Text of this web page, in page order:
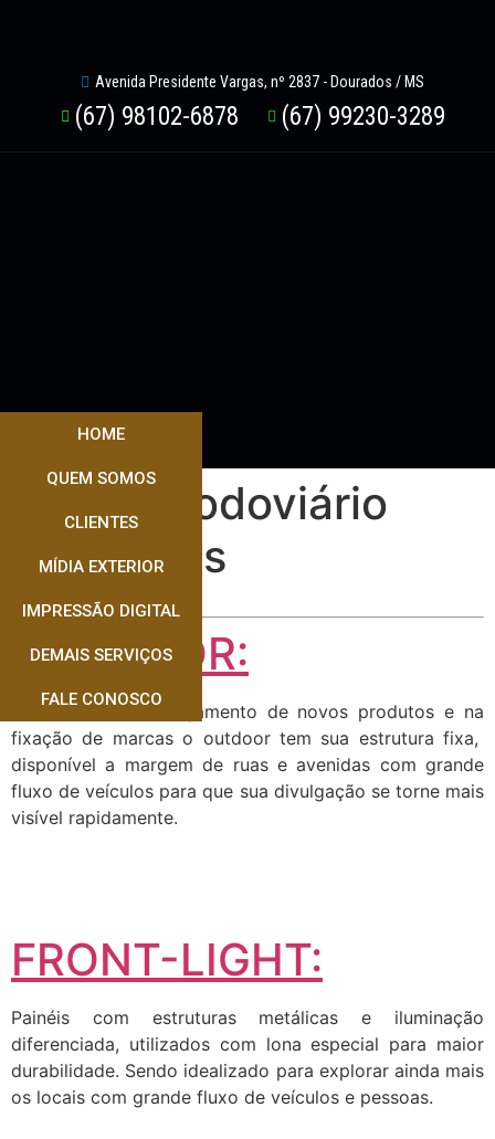
Avenida Presidente Vargas, nº 2837 - Dourados / MS
(67) 98102-6878 (67) 99230-3289
HOME
QUEM SOMOS
CLIENTES
MÍDIA EXTERIOR
IMPRESSÃO DIGITAL
DEMAIS SERVIÇOS
FALE CONOSCO
Painel Rodoviário
Dourados
OUTDOOR:
Muito usado no lançamento de novos produtos e na
fixação de marcas o outdoor tem sua estrutura fixa,
disponível a margem de ruas e avenidas com grande
fluxo de veículos para que sua divulgação se torne mais
visível rapidamente.
FRONT-LIGHT:
Painéis com estruturas metálicas e iluminação
diferenciada, utilizados com lona especial para maior
durabilidade. Sendo idealizado para explorar ainda mais
os locais com grande fluxo de veículos e pessoas.